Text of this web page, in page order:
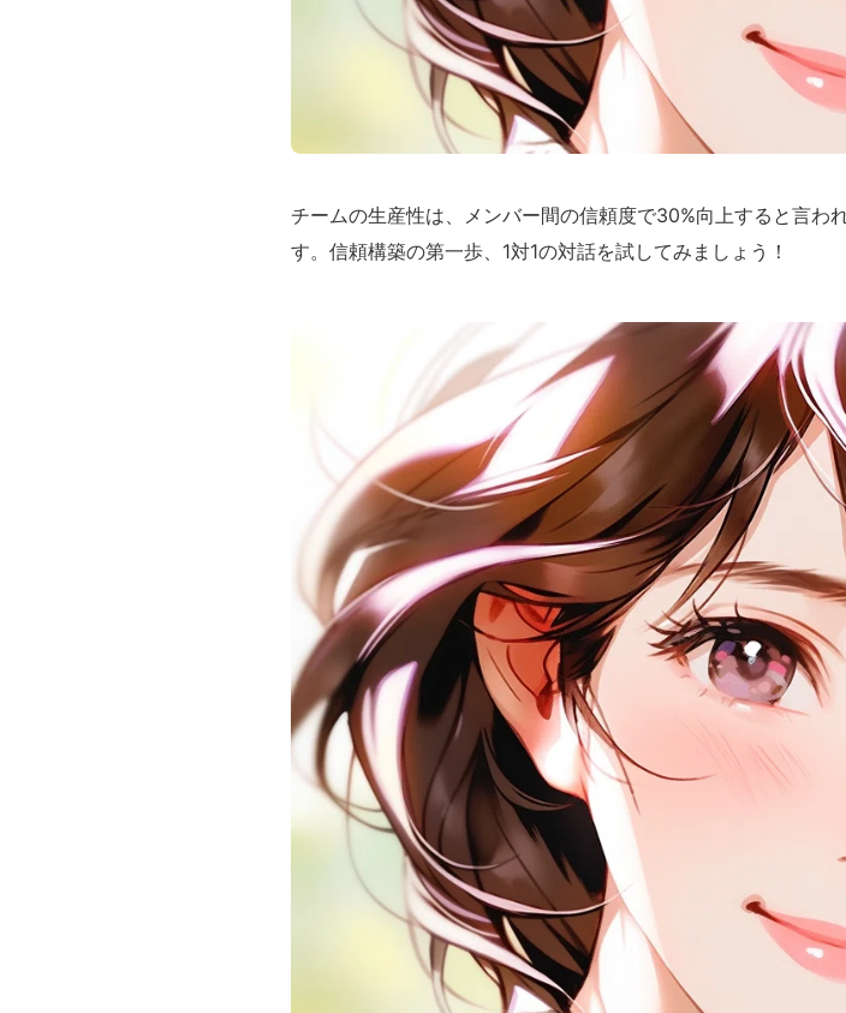
チームの生産性は、メンバー間の信頼度で30%向上すると言わ
す。信頼構築の第一歩、1対1の対話を試してみましょう！